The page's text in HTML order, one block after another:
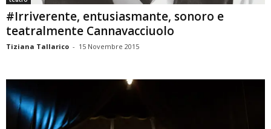
#Irriverente, entusiasmante, sonoro e
teatralmente Cannavacciuolo
Tiziana Tallarico - 15 Novembre 2015